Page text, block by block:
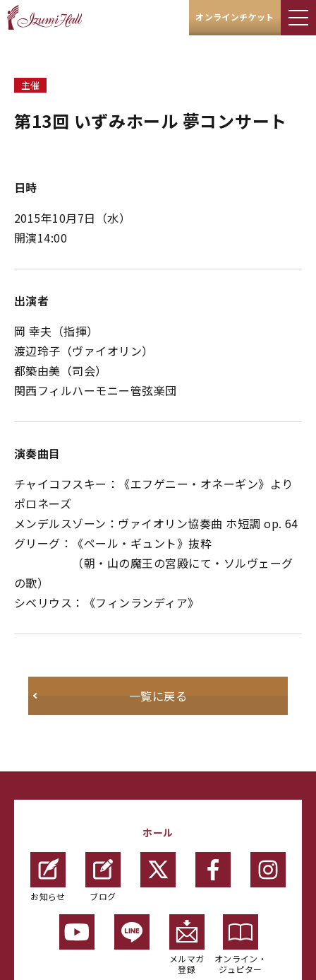
オンラインチケット
主催
第13回 いずみホール 夢コンサート
日時
2015年10月7日（水）
開演14:00
出演者
岡 幸夫（指揮）
渡辺玲子（ヴァイオリン）
都築由美（司会）
関西フィルハーモニー管弦楽団
演奏曲目
チャイコフスキー：《エフゲニー・オネーギン》より
ポロネーズ
メンデルスゾーン：ヴァイオリン協奏曲 ホ短調 op. 64
グリーグ：《ペール・ギュント》抜粋
（朝・山の魔王の宮殿にて・ソルヴェーグ
の歌）
シベリウス：《フィンランディア》
一覧に戻る
ホール
お知らせ ブログ
メルマガ
登録
オンライン・
ジュピター